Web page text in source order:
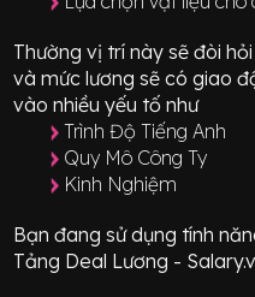
Thường vị trí này sẽ đòi
và mức lương sẽ có giao
vào nhiều yếu tố như
Trình Độ Tiếng Anh
Quy Mô Công Ty
Kinh Nghiệm
Bạn đang sử dụng tính
Tảng Deal Lương -